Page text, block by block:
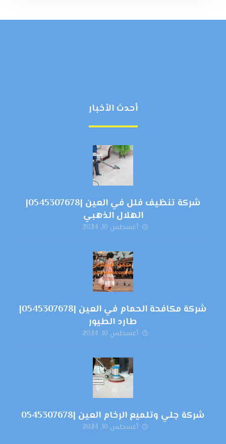
أحدث الأخبار
شركة تنظيف فلل في العين |0545307678|
الهلال الذهبي
أغسطس 10, 2024
شركة مكافحة الحمام في العين |0545307678|
طارد الطيور
أغسطس 10, 2024
شركة جلي وتلميع الرخام العين |0545307678
أغسطس 10, 2024